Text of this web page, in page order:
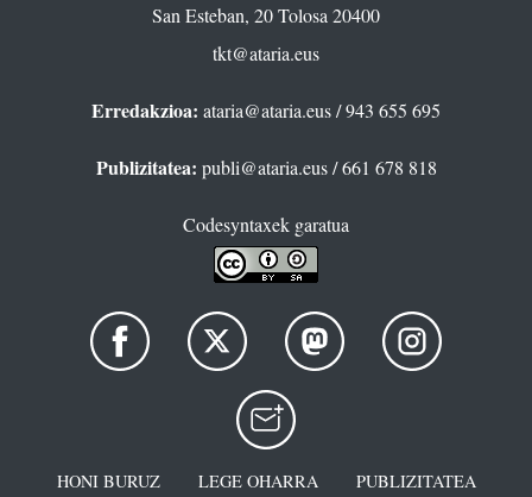
San Esteban, 20 Tolosa 20400
tkt@ataria.eus
Erredakzioa: ataria@ataria.eus/ 943 655 695
Publizitatea: publi@ataria.eus/ 661 678 818
Codesyntaxek garatua
HONI BURUZ LEGE OHARRA
PUBLIZITATEA